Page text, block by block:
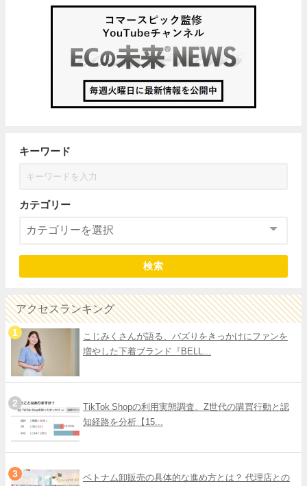
キーワード
カテゴリー
検索
アクセスランキング
こじみくさんが語る、バズりをきっかけにファンを
増やした下着ブランド『BELL...
TikTok Shopの利用実態調査、Z世代の購買行動と認
知経路を分析【15...
ベトナム卸販売の具体的な進め方とは？ 代理店との